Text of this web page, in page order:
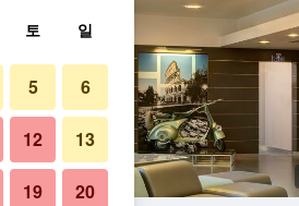
토 일
5 6
12 13
19 20